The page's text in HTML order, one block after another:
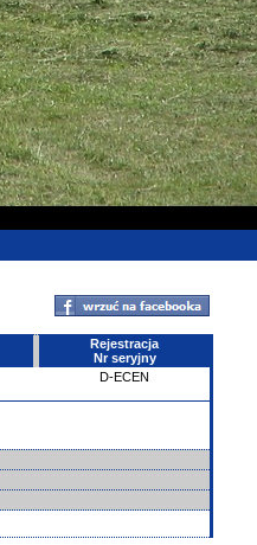
Rejestracja
Nr seryjny
D-ECEN